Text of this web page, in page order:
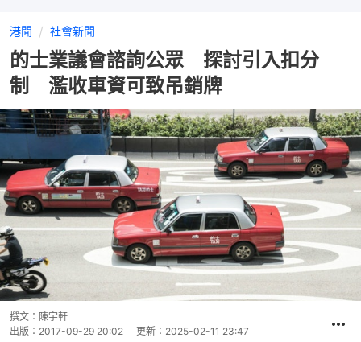
港聞 社會新聞
的士業議會諮詢公眾 探討引入扣分
制 濫收車資可致吊銷牌
撰文： 陳宇軒
出版： 2017-09-29 20:02 更新： 2025-02-11 23:47